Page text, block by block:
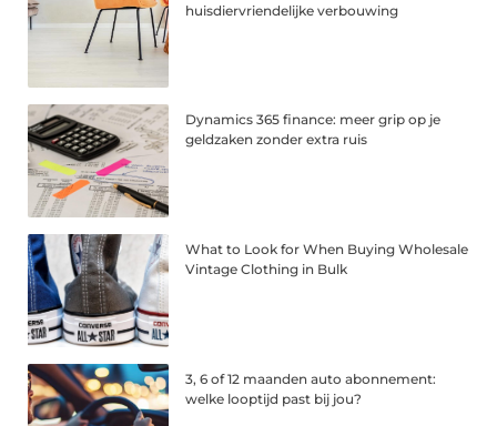
huisdiervriendelijke verbouwing
Dynamics 365 finance: meer grip op je
geldzaken zonder extra ruis
What to Look for When Buying Wholesale
Vintage Clothing in Bulk
3, 6 of 12 maanden auto abonnement:
welke looptijd past bij jou?